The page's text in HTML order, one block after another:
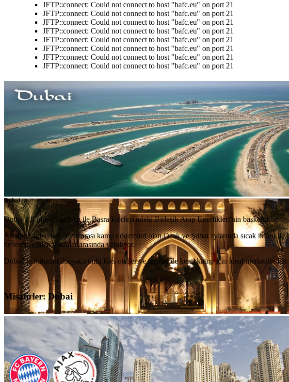
JFTP::connect: Could not connect to host "bafc.eu" on port 21
JFTP::connect: Could not connect to host "bafc.eu" on port 21
JFTP::connect: Could not connect to host "bafc.eu" on port 21
JFTP::connect: Could not connect to host "bafc.eu" on port 21
JFTP::connect: Could not connect to host "bafc.eu" on port 21
JFTP::connect: Could not connect to host "bafc.eu" on port 21
JFTP::connect: Could not connect to host "bafc.eu" on port 21
JFTP::connect: Could not connect to host "bafc.eu" on port 21
Dubai
Dubai 1.8 milyon nüfusu ile Basra Körfezi'ndeki Birleşik Arap Emirlikleri'nin başkentidir.
Avrupa Ligleri'nin devre arası kamp dönemleri olan Ocak ve Şubat aylarında sıcak iklimi
ile tercih edilen noktalar arasında yeralıyor.
Dubai'de bulunan dünyaca ünlü lüks oteller ve tesisler de kenti kamp için ideal
Misafirler: Dubai